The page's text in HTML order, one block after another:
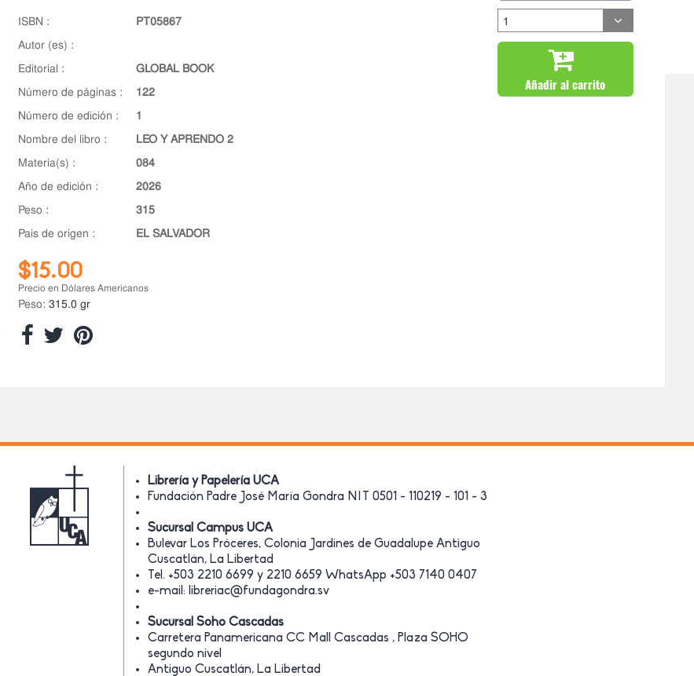
ISBN :
PT05867
autor (es) :
editorial :
GLOBAL BOOK
número de páginas :
122
número de edición :
1
nombre del libro :
LEO Y APRENDO 2
materia(s) :
084
año de edición :
2026
peso :
315
pais de origen :
EL SALVADOR
$15.00
Precio en Dólares Americanos
Peso: 315.0 gr
Añadir al carrito
Librería y Papelería UCA
Fundación Padre José María Gondra NIT 0501 - 110219 - 101 - 3
Sucursal Campus UCA
Bulevar Los Próceres, Colonia Jardines de Guadalupe Antiguo
Cuscatlán, La Libertad
Tel. +503 2210 6699 y 2210 6659 WhatsApp +503 7140 0407
e-mail: libreriac@fundagondra.sv
Sucursal Soho Cascadas
Carretera Panamericana CC Mall Cascadas , Plaza SOHO
segundo nivel
Antiguo Cuscatlán, La Libertad